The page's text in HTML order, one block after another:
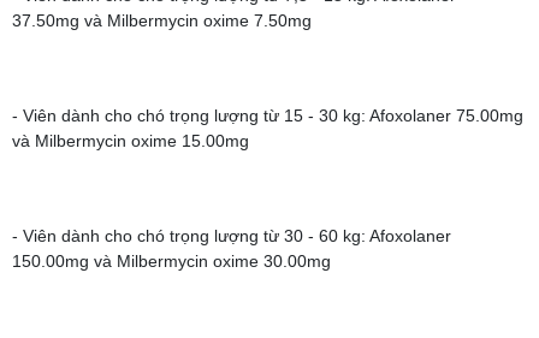
37.50mg và Milbermycin oxime 7.50mg
- Viên dành cho chó trọng lượng từ 15 - 30 kg: Afoxolaner 75.00mg
và Milbermycin oxime 15.00mg
- Viên dành cho chó trọng lượng từ 30 - 60 kg: Afoxolaner
150.00mg và Milbermycin oxime 30.00mg